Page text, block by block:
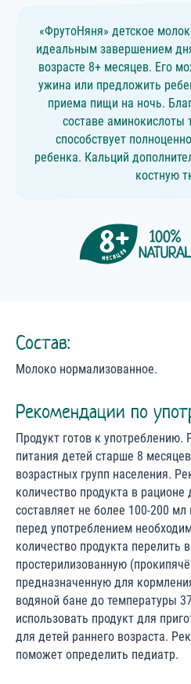
«ФрутоНяня» детское
идеальным завершением
возрасте 8+ месяцев. Его
ужина или предложить
приема пищи на ночь.
составе аминокислоты
способствует
ребенка. Кальций
костную
Состав:
Молоко нормализованное.
Рекомендации по
Продукт готов к употреблению.
питания детей старше 8
возрастных групп населения.
количество продукта в рационе
составляет не более 100-200
перед употреблением
количество продукта перелить
простерилизованную
предназначенную для
водяной бане до температуры
использовать продукт для
для детей раннего возраста.
поможет определить педиатр.